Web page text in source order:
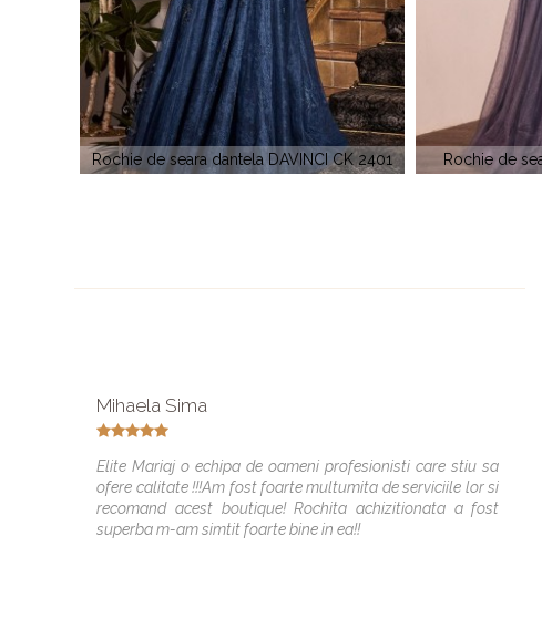
Rochie de seara tul DAVINCI CD 0938
Mihaela Sima
Elite Mariaj o echipa de oameni profesionisti care stiu sa
ofere calitate !!!Am fost foarte multumita de serviciile lor si
recomand acest boutique! Rochita achizitionata a fost
superba m-am simtit foarte bine in ea!!